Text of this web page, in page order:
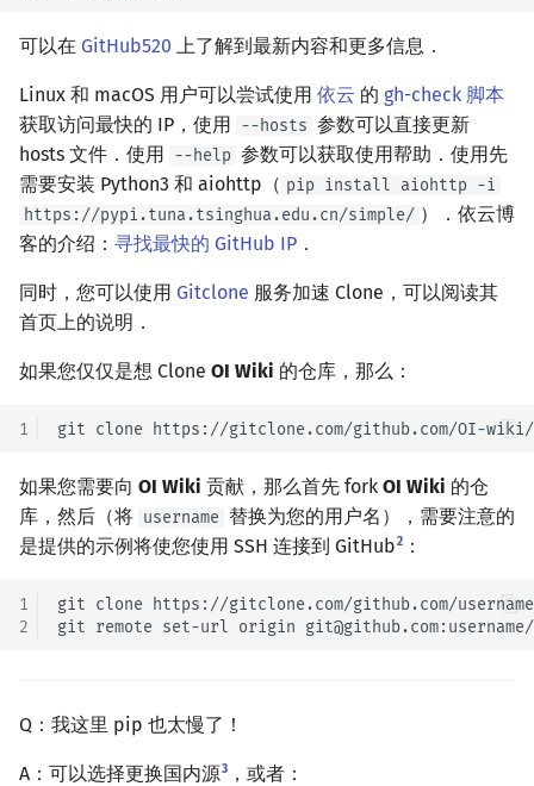
可以在 GitHub520 上了解到最新内容和更多信息．
Linux 和 macOS 用户可以尝试使用 依云 的 gh-check 脚本
获取访问最快的 IP，使用 --hosts 参数可以直接更新
hosts 文件．使用 --help 参数可以获取使用帮助．使用先
需要安装 Python3 和 aiohttp（ pip install aiohttp -i
https://pypi.tuna.tsinghua.edu.cn/simple/ ）．依云博
客的介绍： 寻找最快的 GitHub IP ．
同时，您可以使用 Gitclone 服务加速 Clone，可以阅读其
首页上的说明．
如果您仅仅是想 Clone OI Wiki 的仓库，那么：
1 git clone
如果您需要向 OI Wiki 贡献，那么首先 fork OI Wiki 的仓
库，然后（将 username 替换为您的用户名），需要注意的
是提供的示例将使您使用 SSH 连接到 GitHub2 ：
1
2
git clone
https://gitclone.com/github.com/
git remote set-url origin
Q：我这里 pip 也太慢了！
A：可以选择更换国内源3 ，或者：